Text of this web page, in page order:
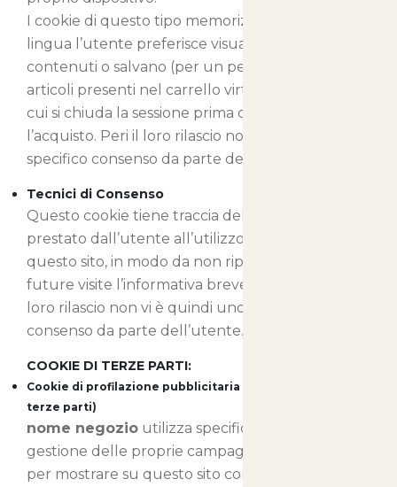
I cookie di questo tipo memorizzano in quale
lingua l’utente preferisce visualizzare i nostri
contenuti o salvano (per un periodo limitato) gli
articoli presenti nel carrello virtuale nel caso in
cui si chiuda la sessione prima di aver ultimato
l’acquisto. Peri il loro rilascio non vi è quindi uno
specifico consenso da parte dell’utente.
Tecnici di Consenso
Questo cookie tiene traccia del consenso
prestato dall’utente all’utilizzo dei cookie su
questo sito, in modo da non riproporre nelle
future visite l’informativa breve sui cookie. Peri il
loro rilascio non vi è quindi uno specifico
consenso da parte dell’utente.
COOKIE DI TERZE PARTI:
Cookie di profilazione pubblicitaria e di retargeting (di
terze parti)
nome negozio utilizza specifici cookie per la
gestione delle proprie campagne pubblicitarie e
per mostrare su questo sito contenuti